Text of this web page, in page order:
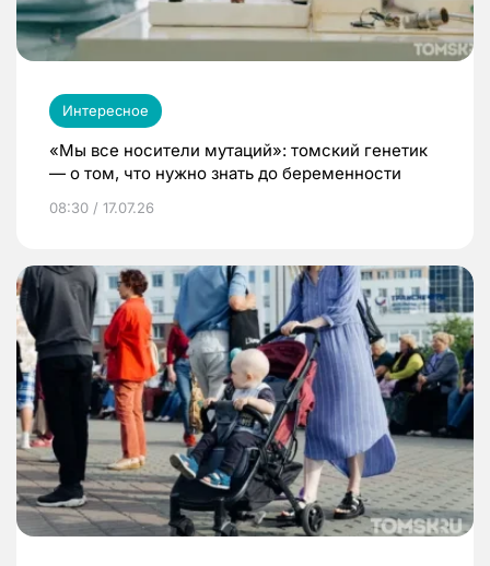
Интересное
«Мы все носители мутаций»: томский генетик
— о том, что нужно знать до беременности
08:30 / 17.07.26